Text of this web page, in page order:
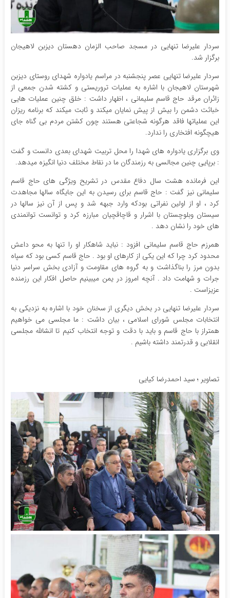
سردار علیرضا تنهایی در مسجد صاحب الزمان دهستان دیزبن لاهیجان
برگزار شد.
سردار علیرضا تنهایی عصر پنجشنبه در مراسم یادواره شهدای روستای دیزبن
شهرستان لاهیجان با اشاره به عملیات تروریستی و کشته شدن جمعی از
زائران مرقد حاج قاسم سلیمانی ، اظهار داشت : خلق چنین عملیات هایی
خباثت دشمن را بیش از پیش نمایان میکند و ثابت میکند که برنامه ریزان
این عملیاتها فاقد هرگونه شجاعتی هستند چون کشتن مردم بی گناه جای
هیچگونه افتخاری را ندارد.
وی برگزاری یادواره های شهدا را محل تربیت شهدای بعدی دانست و گفت
: برپایی چنین مجالسی به رزمندگان ما در نقاط مختلف دنیا انگیزه میدهد.
این فرمانده هشت سال دفاع مقدس در تشریح ویژگی های حاج قاسم
سلیمانی نیز گفت : حاج قاسم برای رسیدن به این جایگاه سالها مجاهدت
کرد ، او از اولین نفراتی بودکه وارد جبهه شد و پس از آن نیز سالها در
سیستان وبلوچستان با اشرار و قاچاقچیان مبارزه کرد و توانست توانمندی
های خود را نشان دهد .
همرزم حاج قاسم سلیمانی افزود : نباید شاهکار او را تنها به محو داعش
محدود کرد چرا که این یکی از کارهای او بود . حاج قاسم کسی بود که سپاه
بدون مرز را بناگذاشت و به گروه های مقاومت و آزادی بخش سراسر دنیا
جرات و شهامت داد . آنچه امروز در یمن میبینیم حاصل افکار این رزمنده
عزیزاست .
سردار علیرضا تنهایی در بخش دیگری از سخنان خود با اشاره به نزدیکی به
انتخابات مجلس شورای اسلامی ، بیان داشت : ما مجلسی می خواهیم
همتراز با حاج قاسم و باید با دقت و توجه انتخاب کنیم تا انشالله مجلسی
انقلابی و قدرتمند داشته باشیم .
تصاویر ؛ سید احمدرضا کیایی